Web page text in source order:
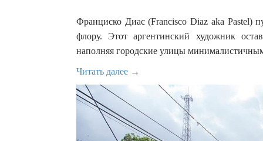
Франциско Диас (Francisco Diaz aka Pastel)
флору. Этот аргентинский художник
наполняя городские улицы
Читать далее →